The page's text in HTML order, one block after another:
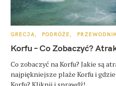
K
T
E
O
R
I
GRECJA PODRÓŻE
Korfu – Co Zobaczyć?
Co zobaczyć na Korfu? Jakie są
najpiękniejsze plaże Korfu i